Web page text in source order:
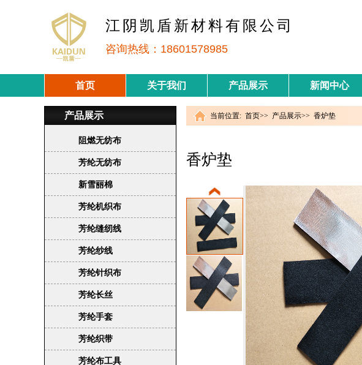
江阴凯盾新材料有限公司
咨询热线：18601578985
首页 关于我们 产品展示 新闻中心
产品展示
阻燃无纺布
芳纶无纺布
新雪丽棉
芳纶机织布
芳纶缝纫线
芳纶纱线
芳纶针织布
芳纶长丝
芳纶手套
芳纶织带
芳纶布工具
当前位置: 首页>> 产品展示>> 香炉垫
香炉垫